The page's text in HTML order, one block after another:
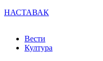
НАСТАВАК
Вести
Култура